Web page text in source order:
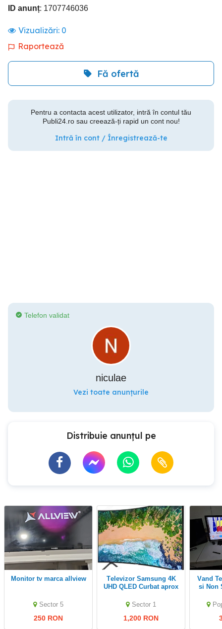
ID anunț: 1707746036
Vizualizări: 0
Raportează
Fă ofertă
Pentru a contacta acest utilizator, intră în contul tău
Publi24.ro sau creează-ți rapid un cont nou!
Intră în cont / Înregistrează-te
Telefon validat
niculae
Vezi toate anunțurile
Distribuie anunțul pe
Monitor tv marca allview
Sector 5
250 RON
Televizor Samsung 4K
UHD QLED Curbat aprox
Sector 1
1,200 RON
Vand Televizoare Smart
si Non